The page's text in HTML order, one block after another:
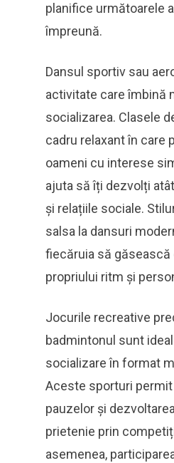
planifice următoarele
împreună.
Dansul sportiv sau
activitate care îmbină
socializarea. Clasele
cadru relaxant în care
oameni cu interese
ajuta să îți dezvolți
și relațiile sociale.
salsa la dansuri
fiecăruia să
propriului ritm și
Jocurile recreative
badmintonul sunt
socializare în format
Aceste sporturi permit
pauzelor și
prietenie prin
asemenea,